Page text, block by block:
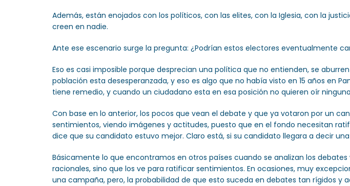
Además, están enojados con los políticos, con las elites, con la Iglesia, con la
creen en nadie.
Ante ese escenario surge la pregunta: ¿Podrían estos electores eventualmente
Eso es casi imposible porque desprecian una política que no entienden, se
población esta desesperanzada, y eso es algo que no había visto en 15 años en
tiene remedio, y cuando un ciudadano esta en esa posición no quieren oír
Con base en lo anterior, los pocos que vean el debate y que ya votaron por un
sentimientos, viendo imágenes y actitudes, puesto que en el fondo necesitan
dice que su candidato estuvo mejor. Claro está, si su candidato llegara a decir
Básicamente lo que encontramos en otros países cuando se analizan los
racionales, sino que los ve para ratificar sentimientos. En ocasiones, muy
una campaña, pero, la probabilidad de que esto suceda en debates tan rígidos y